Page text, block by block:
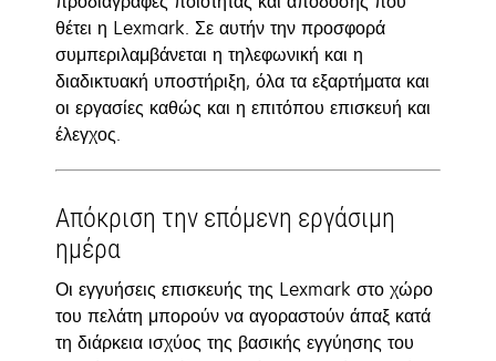
θέτει η Lexmark. Σε αυτήν την προσφορά
συμπεριλαμβάνεται η τηλεφωνική και η
διαδικτυακή υποστήριξη, όλα τα εξαρτήματα και
οι εργασίες καθώς και η επιτόπου επισκευή και
έλεγχος.
Απόκριση την επόμενη εργάσιμη
ημέρα
Οι εγγυήσεις επισκευής της Lexmark στο χώρο
του πελάτη μπορούν να αγοραστούν άπαξ κατά
τη διάρκεια ισχύος της βασικής εγγύησης του